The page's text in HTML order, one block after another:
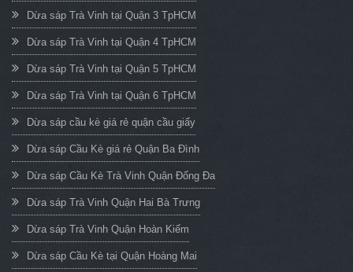
Dừa sáp Trà Vinh tại Quận 3 TpHCM
Dừa sáp Trà Vinh tại Quận 4 TpHCM
Dừa sáp Trà Vinh tại Quận 5 TpHCM
Dừa sáp Trà Vinh tại Quận 6 TpHCM
Dừa sáp cầu kè giá rẻ quận cầu giấy
Dừa sáp Cầu Kè giá rẻ Quận Ba Đình
Dừa sáp Cầu Kè Trà Vinh Quận Đống Đa
Dừa sáp Trà Vinh Quận Hai Bà Trưng
Dừa sáp Trà Vinh Quận Hoàn Kiếm
Dừa sáp Cầu Kè tại Quận Hoàng Mai